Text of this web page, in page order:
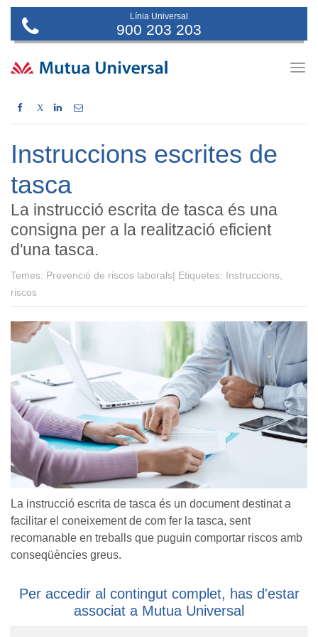
Línia Universal
900 203 203
X
Instruccions escrites de
tasca
La instrucció escrita de tasca és una
consigna per a la realització eficient
d'una tasca.
Temes: Prevenció de riscos laborals| Etiquetes: Instruccions,
riscos
La instrucció escrita de tasca és un document destinat a
facilitar el coneixement de com fer la tasca, sent
recomanable en treballs que puguin comportar riscos amb
conseqüències greus.
Per accedir al contingut complet, has d'estar
associat a Mutua Universal